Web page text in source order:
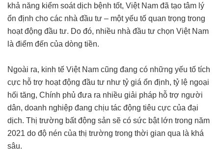
khả năng kiểm soát dịch bệnh tốt, Việt Nam đã tạo tâm lý
ổn định cho các nhà đầu tư – một yếu tố quan trọng trong
hoạt động đầu tư. Do đó, nhiều nhà đầu tư chọn Việt Nam
là điểm đến của dòng tiền.
Ngoài ra, kinh tế Việt Nam cũng đang có những yếu tố tích
cực hỗ trợ hoạt động đầu tư như tỷ giá ổn định, tỷ lệ ngoại
hối tăng, Chính phủ đưa ra nhiều giải pháp hỗ trợ người
dân, doanh nghiệp đang chịu tác động tiêu cực của đại
dịch. Thị trường bất động sản sẽ có sức bật lớn trong năm
2021 do độ nén của thị trường trong thời gian qua là khá
sâu.